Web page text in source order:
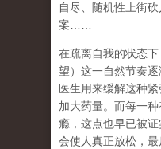
自尽、随机性上街
案
在疏离自我的状态
望）这一自然节奏
医生用来缓解这种
加大药量。而每一
瘾，这点也早已被
会使人真正放松，最